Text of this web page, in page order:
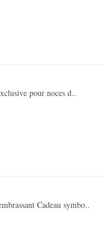
pour noces d..
Cadeau symbo..